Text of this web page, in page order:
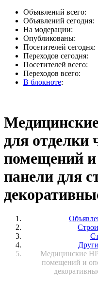
Объявлений всего:
Объявлений сегодня:
На модерации:
Опубликованы:
Посетителей сегодня:
Переходов сегодня:
Посетителей всего:
Переходов всего:
В блокноте:
для отделки
помещений
панели для
Медицинские
помещений и